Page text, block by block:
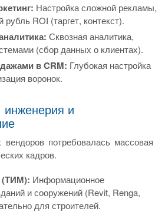
Настройка сложной рекламы,
ROI (таргет, контекст).
Сквозная аналитика,
(сбор данных о клиентах).
в CRM: Глубокая настройка
воронок.
инженерия и
потребовалась массовая
кадров.
(ТИМ): Информационное
и сооружений (Revit, Renga,
для строителей.